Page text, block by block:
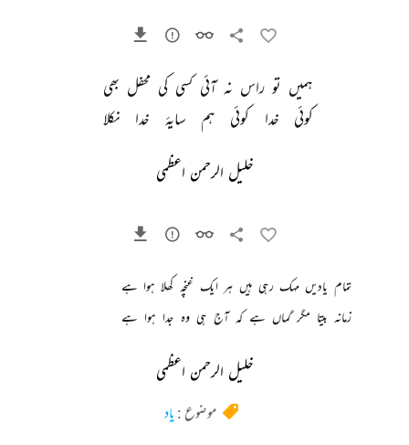
ہمیں تو راس نہ آئی کسی کی محفل بھی
کوئی
خدا کوئی ہم سایۂ خدا نکلا
خلیل الرحمن اعظمی
تمام یادیں مہک رہی ہیں ہر ایک غنچہ کھلا ہوا ہے
زمانہ بیتا مگر گماں ہے کہ آج ہی وہ جدا ہوا ہے
خلیل الرحمن اعظمی
موضوع : یاد